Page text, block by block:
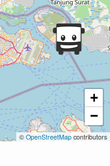
+
−
© OpenStreetMap contributors